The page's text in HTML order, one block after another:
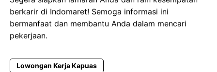
berkarir di Indomaret! Semoga informasi ini
bermanfaat dan membantu Anda dalam mencari
pekerjaan.
Lowongan Kerja Kapuas